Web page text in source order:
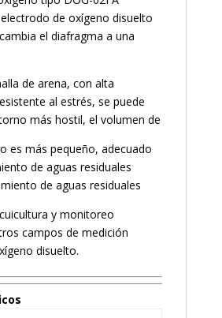
de oxígeno disuelto
el diafragma a una
de arena, con alta
al estrés, se puede
más hostil, el volumen de
es más pequeño, adecuado
de aguas residuales
de aguas residuales
y monitoreo
campos de medición
disuelto.